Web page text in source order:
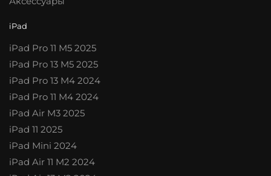
iPad
iPad Pro 11 M5 2025
iPad Pro 13 M5 2025
iPad Pro 13 M4 2024
iPad Pro 11 M4 2024
iPad Air M3 2025
iPad 11 2025
iPad Mini 2024
iPad Air 11 M2 2024